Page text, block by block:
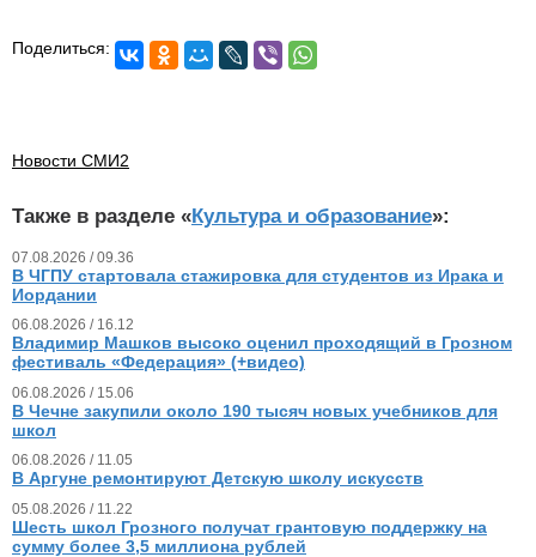
Поделиться:
Новости СМИ2
Также в разделе «Культура и образование»:
07.08.2026 / 09.36
В ЧГПУ стартовала стажировка для студентов из Ирака и
Иордании
06.08.2026 / 16.12
Владимир Машков высоко оценил проходящий в Грозном
фестиваль «Федерация» (+видео)
06.08.2026 / 15.06
В Чечне закупили около 190 тысяч новых учебников для
школ
06.08.2026 / 11.05
В Аргуне ремонтируют Детскую школу искусств
05.08.2026 / 11.22
Шесть школ Грозного получат грантовую поддержку на
сумму более 3,5 миллиона рублей